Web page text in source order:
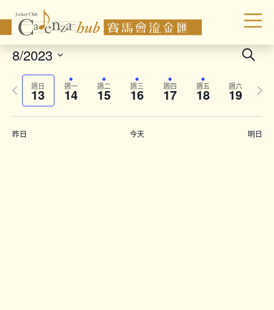
and
Search
8/2023
Select
date.週日
13 週一
14 週二
15 週三
16 週四
17 週五
18 週六
19
Previous
week
Next
昨日 今天 明日